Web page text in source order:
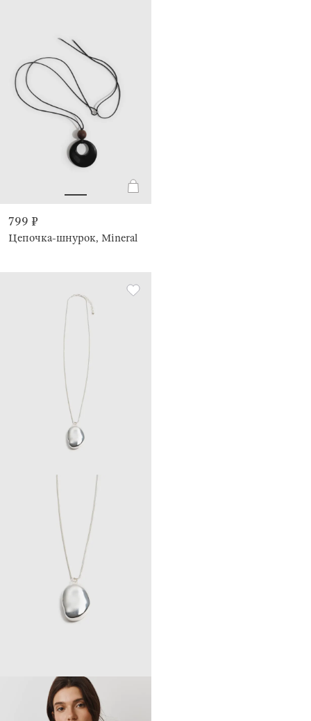
799 ₽
Цепочка-шнурок, Mineral